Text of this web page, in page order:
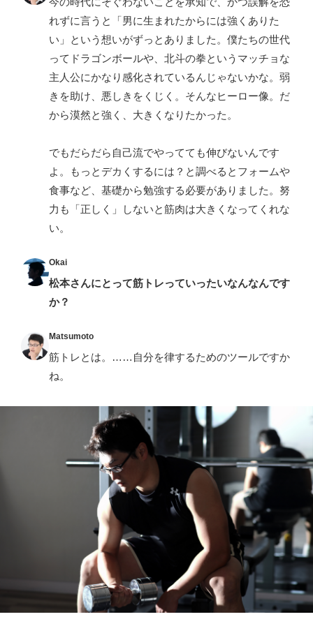
れずに言うと「男に生まれたからには強くありた
い」という想いがずっとありました。僕たちの世代
ってドラゴンボールや、北斗の拳というマッチョな
主人公にかなり感化されているんじゃないかな。弱
きを助け、悪しきをくじく。そんなヒーロー像。だ
から漠然と強く、大きくなりたかった。
でもだらだら自己流でやってても伸びないんです
よ。もっとデカくするには？と調べるとフォームや
食事など、基礎から勉強する必要がありました。努
力も「正しく」しないと筋肉は大きくなってくれな
い。
Okai
松本さんにとって筋トレっていったいなんなんです
か？
Matsumoto
筋トレとは。……自分を律するためのツールですか
ね。